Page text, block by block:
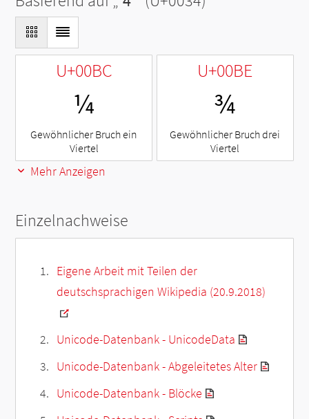
U+00BC
¼
Gewöhnlicher Bruch ein
Viertel
U+00BE
¾
Gewöhnlicher Bruch drei
Viertel
Mehr Anzeigen
Einzelnachweise
Eigene Arbeit mit Teilen der
deutschsprachigen Wikipedia (20.9.2018)
Unicode-Datenbank - UnicodeData
Unicode-Datenbank - Abgeleitetes Alter
Unicode-Datenbank - Blöcke